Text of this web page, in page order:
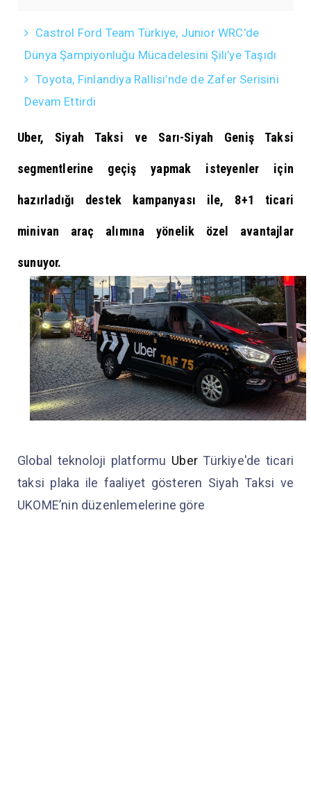
Castrol Ford Team Türkiye, Junior WRC’de
Dünya Şampiyonluğu Mücadelesini Şili’ye Taşıdı
Toyota, Finlandiya Rallisi’nde de Zafer Serisini
Devam Ettirdi
Uber, Siyah Taksi ve Sarı-Siyah Geniş Taksi
segmentlerine geçiş yapmak isteyenler için
hazırladığı destek kampanyası ile, 8+1 ticari
minivan araç alımına yönelik özel avantajlar
sunuyor.
Global teknoloji platformu UberTürkiye'de ticari
taksi plaka ile faaliyet gösteren Siyah Taksi ve
UKOME’nin düzenlemelerine göre